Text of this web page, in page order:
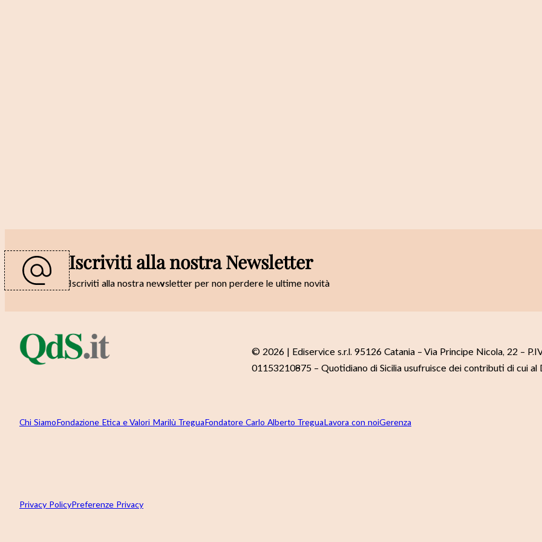
Iscriviti alla nostra Newsletter
Iscriviti alla nostra newsletter per non perdere le ultime novità
© 2026 | Ediservice s.r.l. 95126 Catania – Via Principe Nicola, 22 –
01153210875 – Quotidiano di Sicilia usufruisce dei contributi di cui al
Chi SiamoFondazione Etica e Valori Marilù TreguaFondatore Carlo Alberto TreguaLavora con noiGerenza
Privacy PolicyPreferenze Privacy